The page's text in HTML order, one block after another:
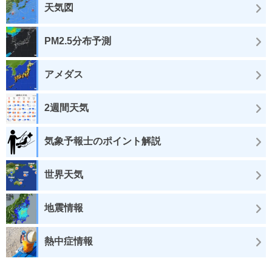
天気図
PM2.5分布予測
アメダス
2週間天気
気象予報士のポイント解説
世界天気
地震情報
熱中症情報